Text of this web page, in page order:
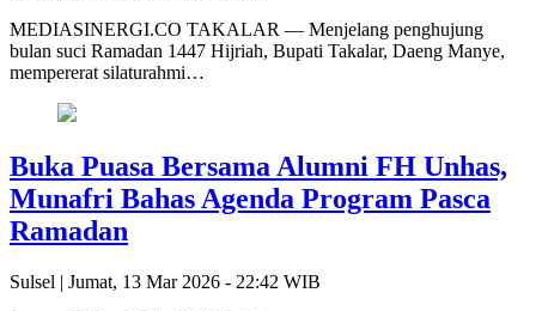
MEDIASINERGI.CO TAKALAR — Menjelang penghujung
bulan suci Ramadan 1447 Hijriah, Bupati Takalar, Daeng Manye,
mempererat silaturahmi…
Buka Puasa Bersama Alumni FH Unhas,
Munafri Bahas Agenda Program Pasca
Ramadan
Sulsel | Jumat, 13 Mar 2026 - 22:42 WIB